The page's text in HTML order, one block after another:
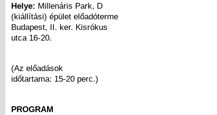
Helye: Millenáris Park, D
(kiállítási) épület előadóterme
Budapest, II. ker. Kisrókus
utca 16-20.
(Az előadások
időtartama: 15-20 perc.)
PROGRAM